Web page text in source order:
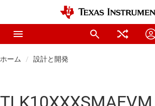
ホーム 設計と開発